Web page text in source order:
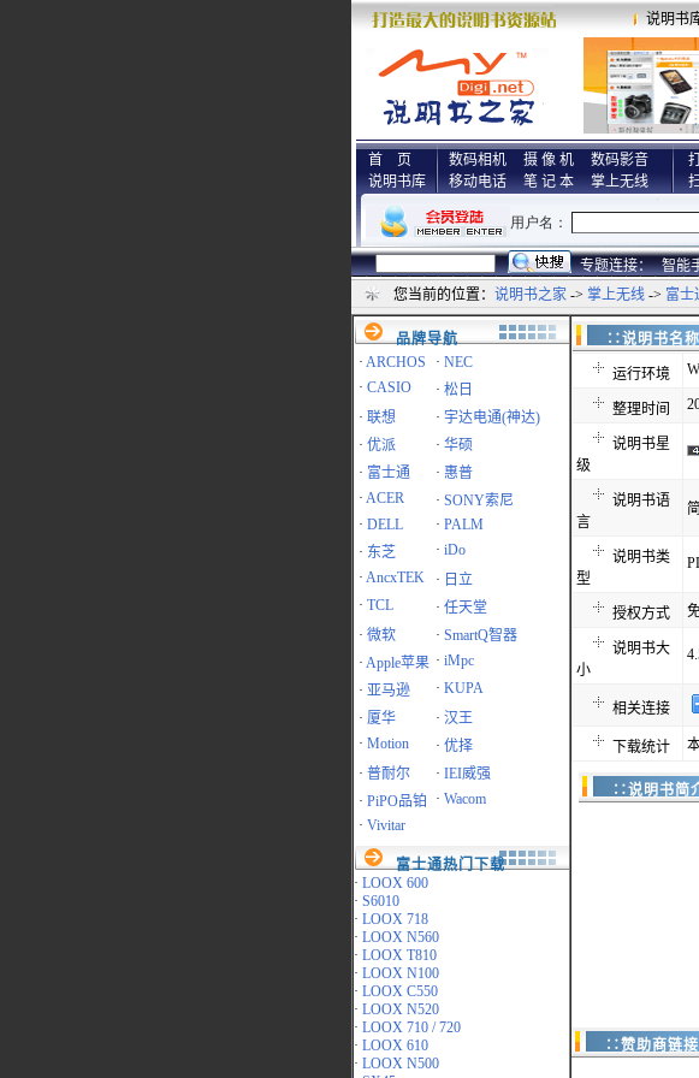
说明书
首 页
说明书库
数码相机 摄 像 机
数码影音
移动电话
笔 记 本 掌上无线
专题连接： 智能
您当前的位置： 说明书之家 -> 掌上无线 -> 富士
品牌导航
· ARCHOS · NEC
· CASIO · 松日
· 联想 · 宇达电通(神达)
· 优派 · 华硕
· 富士通 · 惠普
· ACER · SONY索尼
· DELL · PALM
· 东芝 · iDo
· AncxTEK · 日立
· TCL · 任天堂
· 微软 · SmartQ智器
· Apple苹果 · iMpc
· 亚马逊 · KUPA
· 厦华 · 汉王
· Motion · 优择
· 普耐尔 · IEI威强
· PiPO品铂 · Wacom
· Vivitar
富士通热门下载
· LOOX 600
· S6010
· LOOX 718
· LOOX N560
· LOOX T810
· LOOX N100
· LOOX C550
· LOOX N520
· LOOX 710 / 720
· LOOX 610
· LOOX N500
∷说明
运行环境
整理时间
说明书星
级
说明书语
言
说明书类
型
授权方式
说明书大
小
相关连接
下载统计
∷说明书简
∷赞助商链